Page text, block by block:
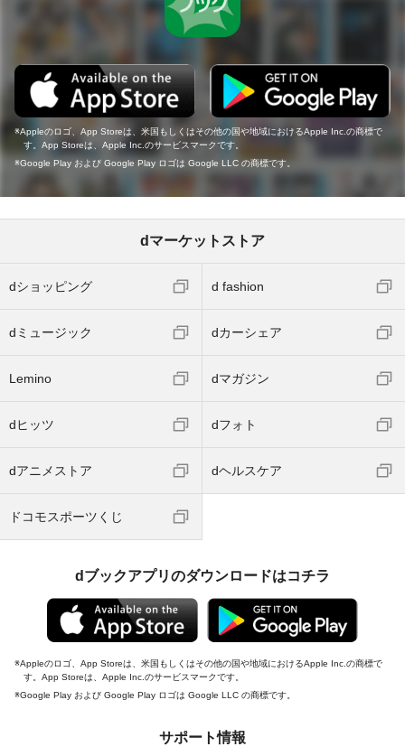
Appleのロゴ、App Storeは、米国もしくはその他の国や地域におけるApple Inc.の商標で
す。App Storeは、Apple Inc.のサービスマークです。
Google Play および Google Play ロゴは Google LLC の商標です。
dマーケットストア
dショッピング d fashion
dミュージック dカーシェア
Lemino dマガジン
dヒッツ dフォト
dアニメストア dヘルスケア
ドコモスポーツくじ
dブックアプリのダウンロードはコチラ
Appleのロゴ、App Storeは、米国もしくはその他の国や地域におけるApple Inc.の商標で
す。App Storeは、Apple Inc.のサービスマークです。
Google Play および Google Play ロゴは Google LLC の商標です。
サポート情報